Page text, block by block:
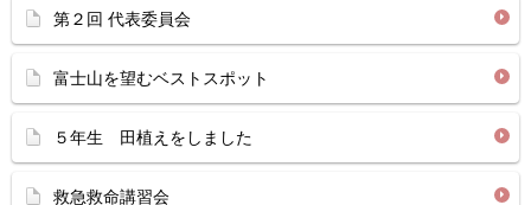
第２回 代表委員会
富士山を望むベストスポット
５年生 田植えをしました
救急救命講習会